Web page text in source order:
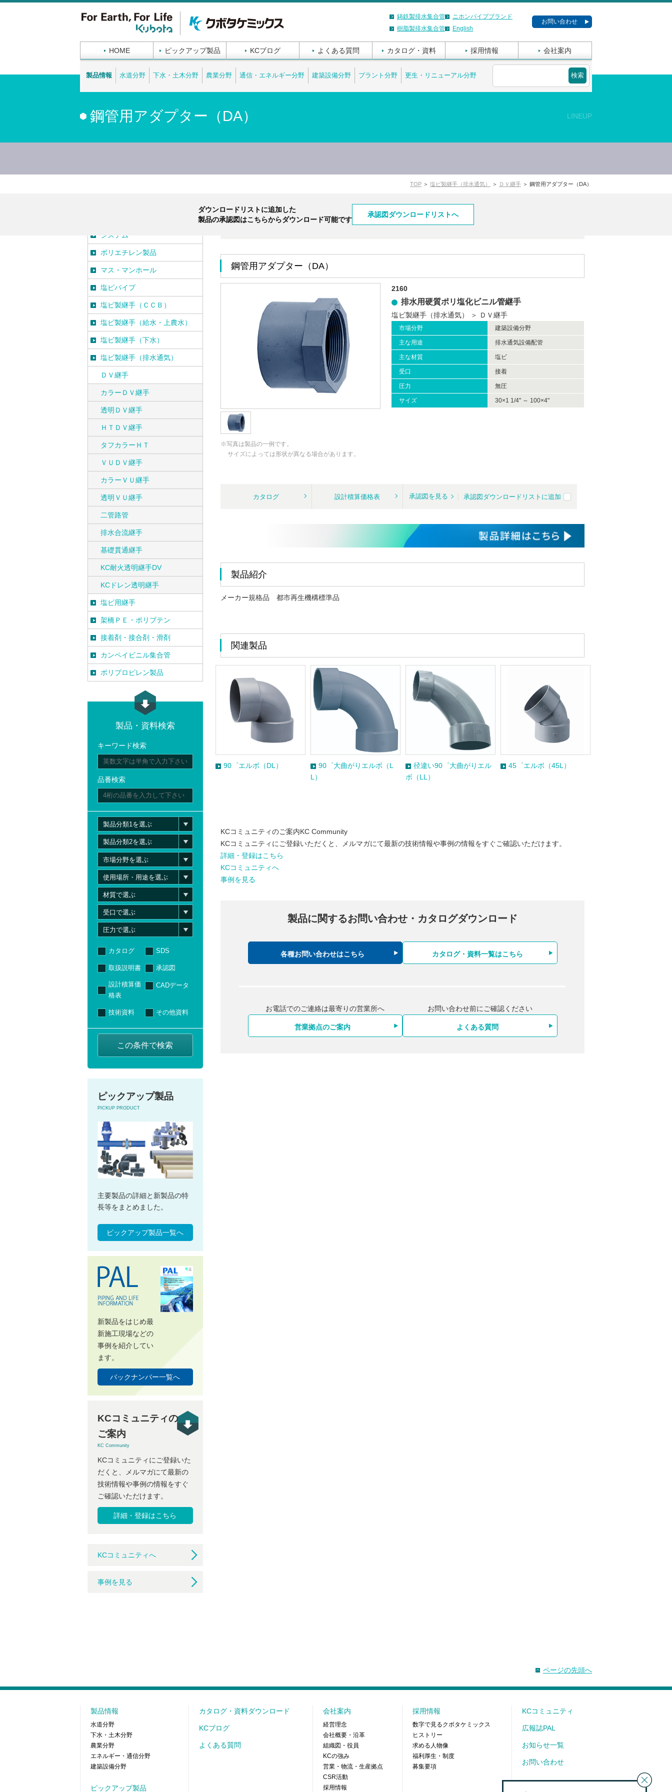
鋳鉄製排水集合管
ニホンパイプブランド
樹脂製排水集合管
English
お問い合わせ
HOME ピックアップ製品 KCブログ よくある質問 カタログ・資料 採用情報 会社案内
製品情報 水道分野 下水・土木分野 農業分野 通信・エネルギー分野 建築設備分野 プラント分野 更生・リニューアル分野
鋼管用アダプター（DA） LINEUP
TOP ＞ 塩ビ製継手（排水通気） ＞ ＤＶ継手 ＞ 鋼管用アダプター（DA）
CADデータご使用上の注意
CAD DATA
鋼管用アダプター（DA）
※写真は製品の一例です。
サイズによっては形状が異なる場合があります。
2160
排水用硬質ポリ塩化ビニル管継手
塩ビ製継手（排水通気） ＞ ＤＶ継手
市場分野 建築設備分野
主な用途 排水通気設備配管
主な材質 塩ビ
受口 接着
圧力 無圧
サイズ 30×1 1/4" ～ 100×4"
カタログ 設計積算価格表 承認図を見る 承認図ダウンロードリストに追加
製品紹介
メーカー規格品 都市再生機構標準品
関連製品
90゜エルボ（DL）
90゜大曲がりエルボ（L
L）
径違い90゜大曲がりエル
ボ（LL）
45゜エルボ（45L）
KCコミュニティのご案内KC Community
KCコミュニティにご登録いただくと、メルマガにて最新の技術情報や事例の情報をすぐご確認いただけます。
詳細・登録はこちら
KCコミュニティへ
事例を見る
製品に関するお問い合わせ・ カタログダウンロード
各種お問い合わせはこちら カタログ・資料一覧はこちら
お電話でのご連絡は最寄りの営業所へ
営業拠点のご案内
お問い合わせ前にご確認ください
よくある質問
ダウンロードリストに追加した
製品の承認図はこちらからダウンロード可能です
承認図ダウンロードリストへ
システム
ポリエチレン製品
マス・マンホール
塩ビパイプ
塩ビ製継手（ＣＣＢ）
塩ビ製継手（給水・上農水）
塩ビ製継手（下水）
塩ビ製継手（排水通気）
ＤＶ継手
カラーＤＶ継手
透明ＤＶ継手
ＨＴＤＶ継手
タフカラーＨＴ
ＶＵＤＶ継手
カラーＶＵ継手
透明ＶＵ継手
二管路管
排水合流継手
基礎貫通継手
KC耐火透明継手DV
KCドレン透明継手
塩ビ用継手
架橋ＰＥ・ポリブテン
接着剤・接合剤・滑剤
カンペイビニル集合管
ポリプロピレン製品
製品・資料検索
キーワード検索
品番検索
カタログ SDS
取扱説明書 承認図
設計積算価
格表
CADデータ
技術資料 その他資料
ピックアップ製品
PICKUP PRODUCT
主要製品の詳細と新製品の特
長等をまとめました。
ピックアップ製品一覧へ
新製品をはじめ最
新施工現場などの
事例を紹介してい
ます。
バックナンバー一覧へ
KCコミュニティの
ご案内
KC Community
KCコミュニティにご登録いた
だくと、メルマガにて最新の
技術情報や事例の情報をすぐ
ご確認いただけます。
詳細・登録はこちら
KCコミュニティへ
事例を見る
ページの先頭へ
製品情報
水道分野
下水・土木分野
農業分野
エネルギー・通信分野
建築設備分野
ピックアップ製品
カタログ・資料ダウンロード
KCブログ
よくある質問
会社案内
経営理念
会社概要・沿革
組織図・役員
KCの強み
営業・物流・生産拠点
CSR活動
採用情報
採用情報
数字で見るクボタケミックス
ヒストリー
求める人物像
福利厚生・制度
募集要項
KCコミュニティ
広報誌PAL
お知らせ一覧
お問い合わせ